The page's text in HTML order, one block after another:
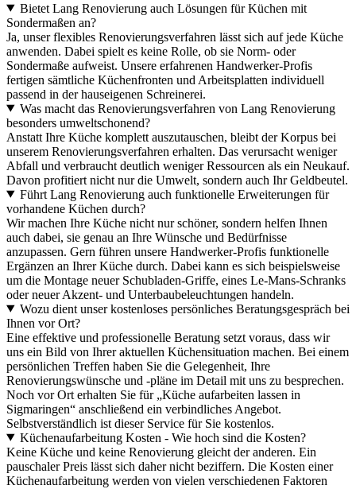
Bietet Lang Renovierung auch Lösungen für Küchen mit
Sondermaßen an?
Ja, unser flexibles Renovierungsverfahren lässt sich auf jede Küche
anwenden. Dabei spielt es keine Rolle, ob sie Norm- oder
Sondermaße aufweist. Unsere erfahrenen Handwerker-Profis
fertigen sämtliche Küchenfronten und Arbeitsplatten individuell
passend in der hauseigenen Schreinerei.
Was macht das Renovierungsverfahren von Lang Renovierung
besonders umweltschonend?
Anstatt Ihre Küche komplett auszutauschen, bleibt der Korpus bei
unserem Renovierungsverfahren erhalten. Das verursacht weniger
Abfall und verbraucht deutlich weniger Ressourcen als ein Neukauf.
Davon profitiert nicht nur die Umwelt, sondern auch Ihr Geldbeutel.
Führt Lang Renovierung auch funktionelle Erweiterungen für
vorhandene Küchen durch?
Wir machen Ihre Küche nicht nur schöner, sondern helfen Ihnen
auch dabei, sie genau an Ihre Wünsche und Bedürfnisse
anzupassen. Gern führen unsere Handwerker-Profis funktionelle
Ergänzen an Ihrer Küche durch. Dabei kann es sich beispielsweise
um die Montage neuer Schubladen-Griffe, eines Le-Mans-Schranks
oder neuer Akzent- und Unterbaubeleuchtungen handeln.
Wozu dient unser kostenloses persönliches Beratungsgespräch bei
Ihnen vor Ort?
Eine effektive und professionelle Beratung setzt voraus, dass wir
uns ein Bild von Ihrer aktuellen Küchensituation machen. Bei einem
persönlichen Treffen haben Sie die Gelegenheit, Ihre
Renovierungswünsche und -pläne im Detail mit uns zu besprechen.
Noch vor Ort erhalten Sie für „Küche aufarbeiten lassen in
Sigmaringen“ anschließend ein verbindliches Angebot.
Selbstverständlich ist dieser Service für Sie kostenlos.
Küchenaufarbeitung Kosten - Wie hoch sind die Kosten?
Keine Küche und keine Renovierung gleicht der anderen. Ein
pauschaler Preis lässt sich daher nicht beziffern. Die Kosten einer
Küchenaufarbeitung werden von vielen verschiedenen Faktoren